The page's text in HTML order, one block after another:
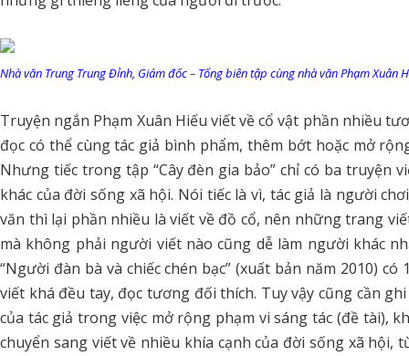
Nhà văn Trung Trung Đỉnh, Giám đốc – Tổng biên tập cùng nhà văn Phạm Xuân
Truyện ngắn Phạm Xuân Hiếu viết về cổ vật phần nhiều
đọc có thể cùng tác giả bình phẩm, thêm bớt hoặc mở
Nhưng tiếc trong tập “Cây đèn gia bảo” chỉ có ba truyện
khác của đời sống xã hội. Nói tiếc là vì, tác giả là người
văn thì lại phần nhiều là viết về đồ cổ, nên những trang
mà không phải người viết nào cũng dễ làm người khác
“Người đàn bà và chiếc chén bạc” (xuất bản năm 2010)
viết khá đều tay, đọc tương đối thích. Tuy vậy cũng cần
của tác giả trong việc mở rộng phạm vi sáng tác (đề tài),
chuyển sang viết về nhiều khía cạnh của đời sống xã